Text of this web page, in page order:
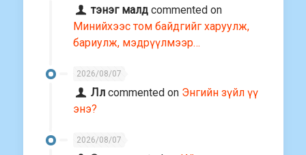
тэнэг малд commented on
Минийхээс том байдгийг харуулж,
бариулж, мэдрүүлмээр…
2026/08/07
Лл commented on Энгийн зүйл үү
энэ?
2026/08/07